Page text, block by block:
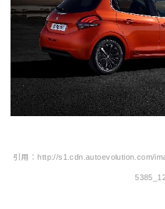
引用：http://s1.cdn.autoevolution.com/